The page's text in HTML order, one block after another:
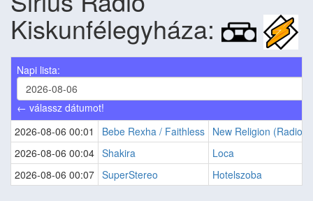
Kiskunfélegyháza:
Napi lista:
← válassz dátumot!
2026-08-06 00:01
Bebe Rexha / Faithless New Religion (Radio
2026-08-06 00:04 Shakira
Loca
2026-08-06 00:07 SuperStereo Hotelszoba